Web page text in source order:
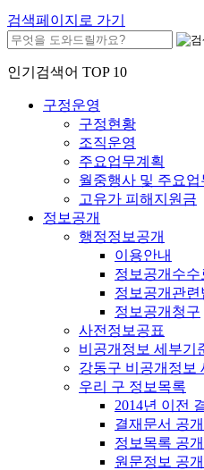
검색페이지로 가기
인기검색어 TOP 10
구정운영
구정현황
조직운영
주요업무계획
월중행사 및 주요업
고유가 피해지원금
정보공개
행정정보공개
이용안내
정보공개수수
정보공개관련
정보공개청구
사전정보공표
비공개정보 세부기
강동구 비공개정보
우리 구 정보목록
2014년 이전
결재문서 공개
정보목록 공개
원문정보 공개